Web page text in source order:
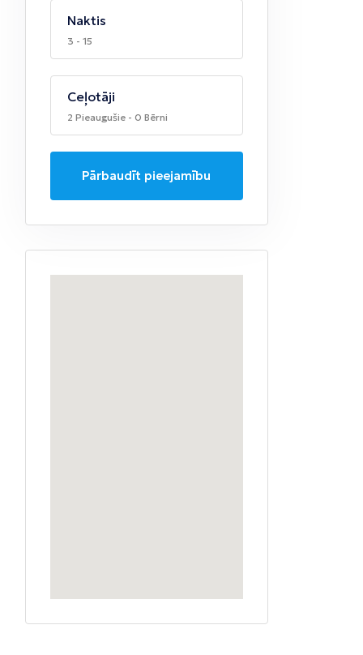
Naktis
3 - 15
Ceļotāji
2 Pieaugušie - 0 Bērni
Pārbaudīt pieejamību